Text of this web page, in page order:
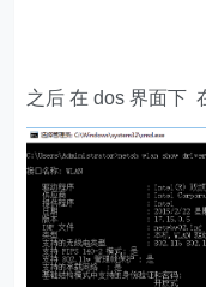
之后 在 dos 界面下